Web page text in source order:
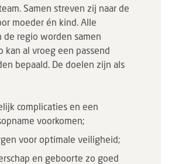
Samen streven zij naar de
moeder én kind. Alle
de regio worden samen
kan al vroeg een passend
bepaald. De doelen zijn als
complicaties en een
voorkomen;
voor optimale veiligheid;
en geboorte zo goed